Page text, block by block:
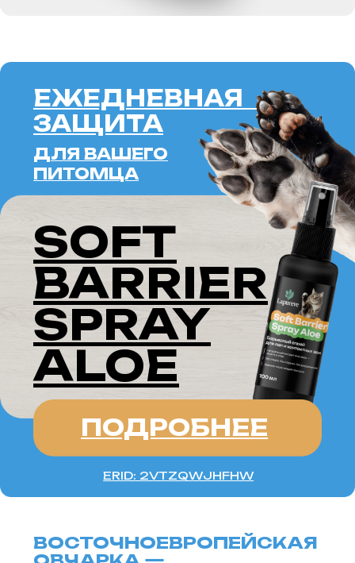
ПОДРОБНЕЕ
SOFT
SPRAY
ALOE
ERID: 2VTZQWJHFHW
это порода, которая получила
признание за свою невероятную
преданность, высокую умственную
активность и силу. Эти собаки
активно использовались в качестве
служебных и защитных собак
благодаря своей способности
обучаться и адаптироваться
к различным условиям.
Они идеально подходят для людей,
которым нужен надежный и умный
компаньон. Восточноевропейская овчарка
сочетает в себе лучшие
качества, такие как преданность,
выносливость и смелость,
что делает её отличным выбором
для людей, ведущих активный
ВОСТОЧНОЕВРОПЕЙСКАЯ
ОВЧАРКА —